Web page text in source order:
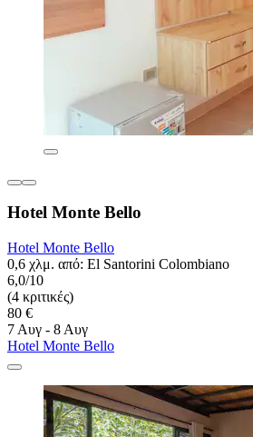
Hotel Monte Bello
Hotel Monte Bello
0,6 χλμ. από: El Santorini Colombiano
6,0/10
(4 κριτικές)
80 €
7 Αυγ - 8 Αυγ
Hotel Monte Bello